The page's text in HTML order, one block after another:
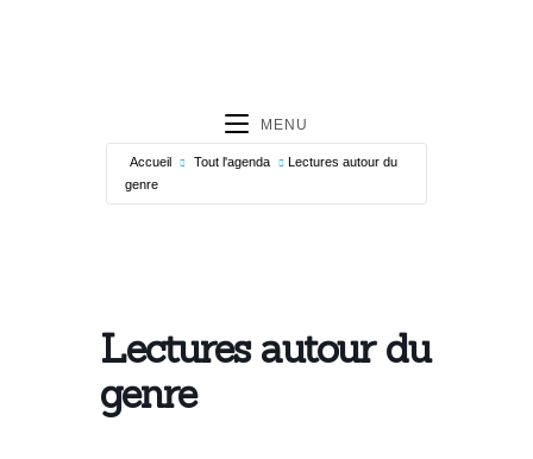
MENU
Accueil Tout l'agenda
Lectures autour du
genre
Lectures autour du
genre